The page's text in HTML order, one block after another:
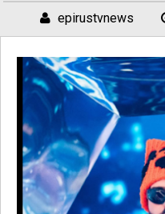
epirustvnews